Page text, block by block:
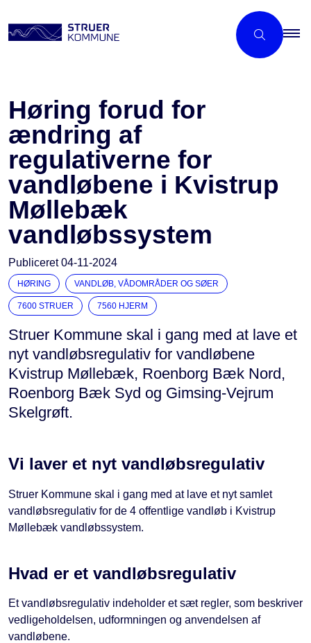
Høring forud for
ændring af
regulativerne for
vandløbene i Kvistrup
Møllebæk
vandløbssystem
Publiceret04-11-2024
HØRING VANDLØB, VÅDOMRÅDER OG SØER
7600 STRUER 7560 HJERM
Struer Kommune skal i gang med at lave et
nyt vandløbsregulativ for vandløbene
Kvistrup Møllebæk, Roenborg Bæk Nord,
Roenborg Bæk Syd og Gimsing-Vejrum
Skelgrøft.
Vi laver et nyt vandløbsregulativ
Struer Kommune skal i gang med at lave et nyt samlet
vandløbsregulativ for de 4 offentlige vandløb i Kvistrup
Møllebæk vandløbssystem.
Hvad er et vandløbsregulativ
Et vandløbsregulativ indeholder et sæt regler, som beskriver
vedligeholdelsen, udformningen og anvendelsen af
vandløbene.